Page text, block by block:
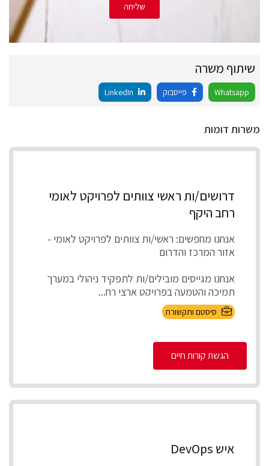
שליחה
שיתוף משרה
Whatsapp פייסבוק
משרות דומות
דרושים/ות ראשי צוותים לפרויקט לאומי
רחב היקף
אנחנו מחפשים: ראשי/ות צוותים לפרויקט לאומי -
אזור המרכז והדרום
אנחנו מגייסים מובילים/ות לתפקיד ניהולי במערך
תמיכה והטמעה בפרויקט ארצי רח...
סיסטם ותקשורת
הגשת קורות חיים
איש DevOps